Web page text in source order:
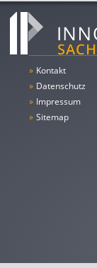
» Kontakt
» Datenschutz
» Impressum
» Sitemap